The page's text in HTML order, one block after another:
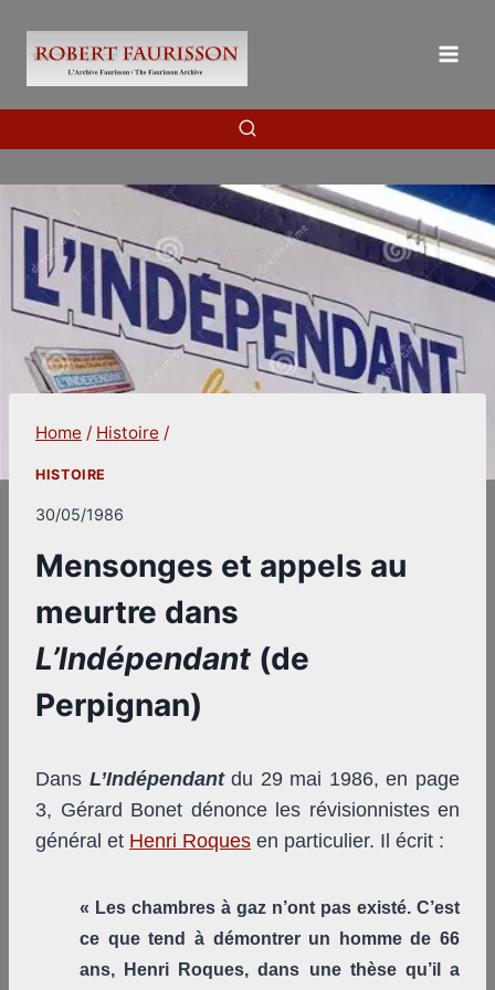
content
Home / Histoire /
HISTOIRE
30/05/1986
Mensonges et appels au
meurtre dans
L’Indépendant (de
Perpignan)
Dans L’Indépendantdu 29 mai 1986, en page
3, Gérard Bonet dénonce les révisionnistes en
général et Henri Roques en particulier. Il écrit :
« Les chambres à gaz n’ont pas existé. C’est
ce que tend à démontrer un homme de 66
ans, Henri Roques, dans une thèse qu’il a